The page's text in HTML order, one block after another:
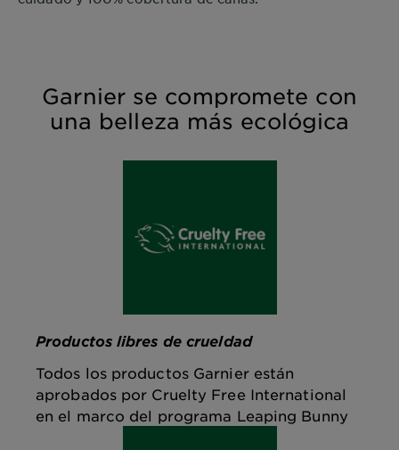
Garnier se compromete con
una belleza más ecológica
Productos libres de crueldad
Todos los productos Garnier están
aprobados por Cruelty Free International
en el marco del programa Leaping Bunny